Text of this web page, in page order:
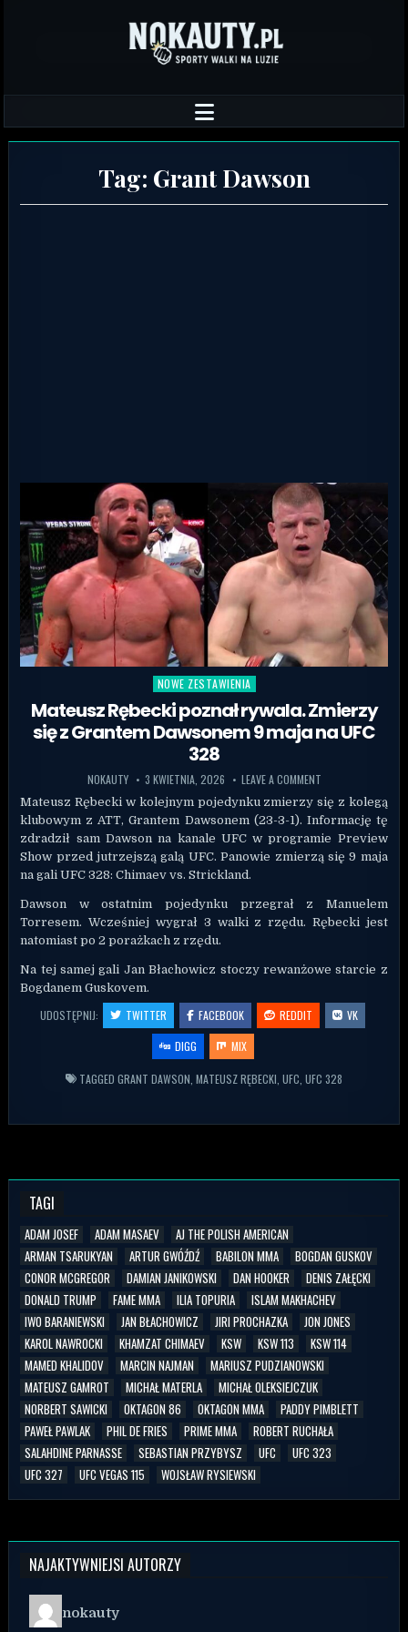
Tag: Grant Dawson
Posted in
NOWE ZESTAWIENIA
Mateusz Rębecki poznał rywala. Zmierzy
się z Grantem Dawsonem 9 maja na UFC
328
NOKAUTY 3 KWIETNIA, 2026 LEAVE A COMMENT
Mateusz Rębecki w kolejnym pojedynku zmierzy się z kolegą
klubowym z ATT, Grantem Dawsonem (23-3-1). Informację tę
zdradził sam Dawson na kanale UFC w programie Preview
Show przed jutrzejszą galą UFC. Panowie zmierzą się 9 maja
na galiUFC 328: Chimaev vs. Strickland.
Dawson w ostatnim pojedynku przegrał z Manuelem
Torresem. Wcześniej wygrał 3 walki z rzędu. Rębecki jest
natomiast po 2 porażkach z rzędu.
Na tej samej gali Jan Błachowicz stoczy rewanżowe starcie z
Bogdanem Guskovem.
UDOSTĘPNIJ: TWITTER FACEBOOK REDDIT
VK
DIGG
MIX
TAGGED GRANT DAWSON MATEUSZ RĘBECKI UFC UFC 328
TAGI
ADAM JOSEF ADAM MASAEV
AJ THE POLISH AMERICAN
ARMAN TSARUKYAN
ARTUR GWÓŹDŹ BABILON MMA
BOGDAN GUSKOV
CONOR MCGREGOR
DAMIAN JANIKOWSKI DAN HOOKER
DENIS ZAŁĘCKI
DONALD TRUMP
FAME MMA ILIA TOPURIA
ISLAM MAKHACHEV
IWO BARANIEWSKI
JAN BŁACHOWICZ JIRI PROCHAZKA
JON JONES
KAROL NAWROCKI
KHAMZAT CHIMAEV KSW KSW 113
KSW 114
MAMED KHALIDOV
MARCIN NAJMAN
MARIUSZ PUDZIANOWSKI
MATEUSZ GAMROT
MICHAŁ MATERLA
MICHAŁ OLEKSIEJCZUK
NORBERT SAWICKI
OKTAGON 86 OKTAGON MMA
PADDY PIMBLETT
PAWEŁ PAWLAK
PHIL DE FRIES PRIME MMA
ROBERT RUCHAŁA
SALAHDINE PARNASSE
SEBASTIAN PRZYBYSZ UFC
UFC 323
UFC 327
UFC VEGAS 115 WOJSŁAW RYSIEWSKI
NAJAKTYWNIEJSI AUTORZY
nokauty